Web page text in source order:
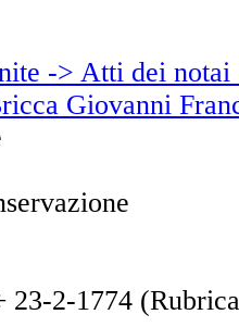
-> Atti dei
Giovanni
23-2-1774